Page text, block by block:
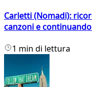
Carletti (Nomadi):
canzoni e
1 min di lettura